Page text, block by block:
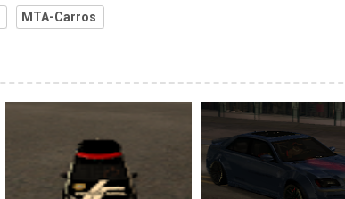
MTA-Carros